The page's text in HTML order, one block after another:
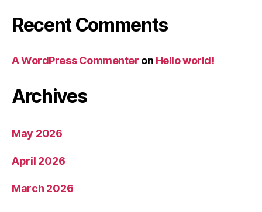
Recent Comments
A WordPress Commenter on Hello world!
Archives
May 2026
April 2026
March 2026